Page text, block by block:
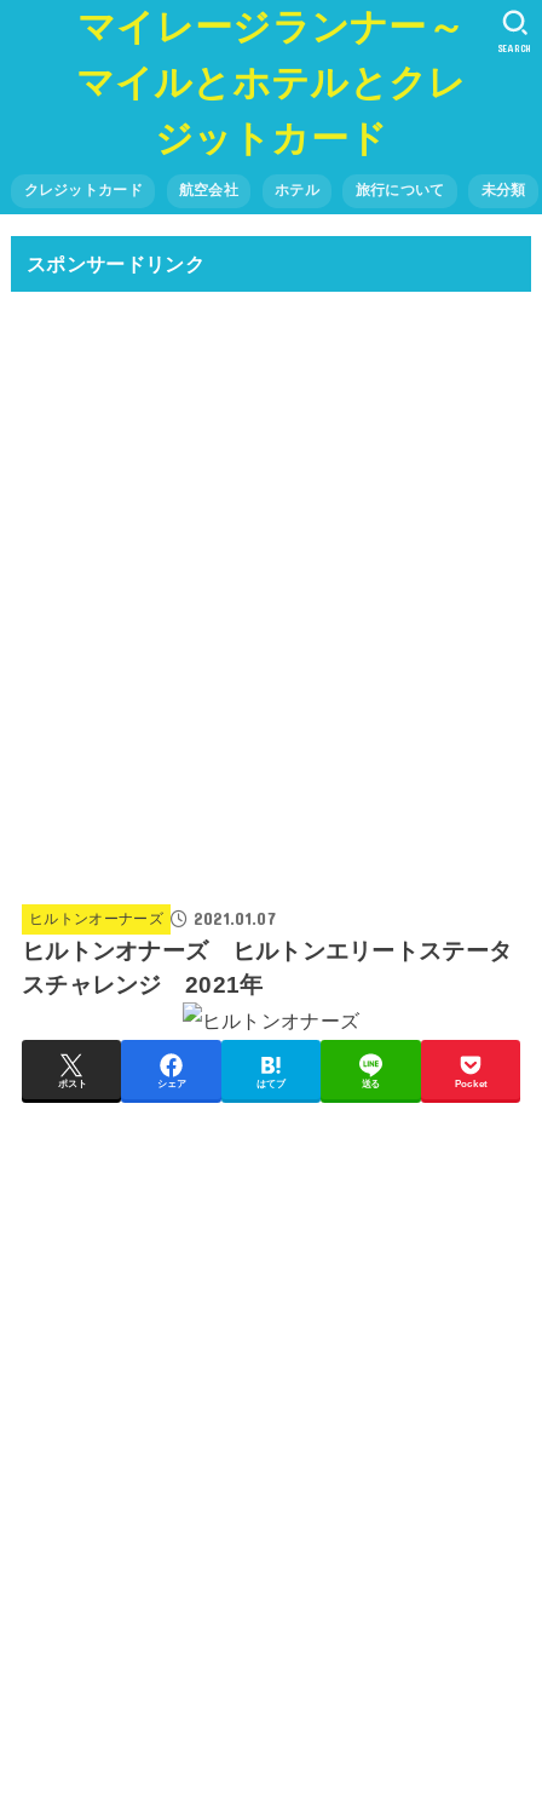
マイレージランナー～
マイルとホテルとクレ
ジットカード
クレジットカード 航空会社 ホテル 旅行について 未分類
SEARCH
スポンサードリンク
ヒルトンオーナーズ 2021.01.07
ヒルトンオナーズ ヒルトンエリートステータ
スチャレンジ 2021年
ポスト シェア はてブ 送る Pocket